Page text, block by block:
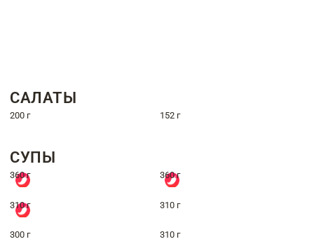
САЛАТЫ
200 г 152 г
СУПЫ
360 г 360 г
310 г 310 г
300 г 310 г